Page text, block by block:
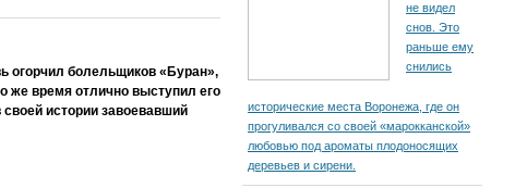
огорчил болельщиков «Буран»,
же время отлично выступил его
истории завоевавший
не видел
снов. Это
раньше ему
снились
исторические места Воронежа, где он
прогуливался со своей «марокканской»
любовью под ароматы плодоносящих
деревьев и сирени.